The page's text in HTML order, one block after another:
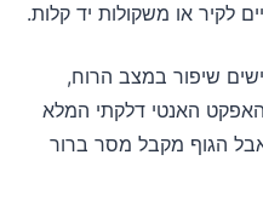
לקיר או משקולות יד קלות.
שיפור במצב הרוח,
האנטי דלקתי המלא
הגוף מקבל מסר ברור